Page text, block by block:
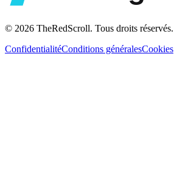
© 2026 TheRedScroll. Tous droits réservés.
ConfidentialitéConditions généralesCookies